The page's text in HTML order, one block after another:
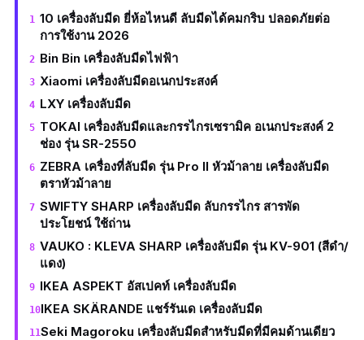
10 เครื่องลับมีด ยี่ห้อไหนดี ลับมีดได้คมกริบ ปลอดภัยต่อ
การใช้งาน 2026
Bin Bin เครื่องลับมีดไฟฟ้า
Xiaomi เครื่องลับมีดอเนกประสงค์
LXY เครื่องลับมีด
TOKAI เครื่องลับมีดและกรรไกรเซรามิค อเนกประสงค์ 2
ช่อง รุ่น SR-2550
ZEBRA เครื่องที่ลับมีด รุ่น Pro II หัวม้าลาย เครื่องลับมีด
ตราหัวม้าลาย
SWIFTY SHARP เครื่องลับมีด ลับกรรไกร สารพัด
ประโยชน์ ใช้ถ่าน
VAUKO : KLEVA SHARP เครื่องลับมีด รุ่น KV-901 (สีดำ/
แดง)
IKEA ASPEKT อัสเปคท์ เครื่องลับมีด
IKEA SKÄRANDE แชร์รันเด เครื่องลับมีด
Seki Magoroku เครื่องลับมีดสำหรับมีดที่มีคมด้านเดียว